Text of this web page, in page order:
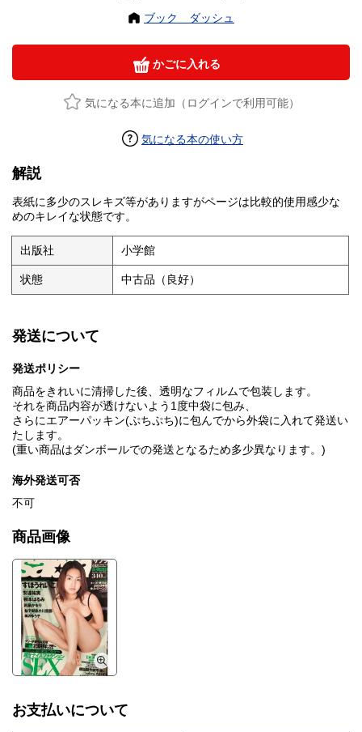
ブック ダッシュ
かごに入れる
気になる本に追加（ログインで利用可能）
気になる本の使い方
解説
表紙に多少のスレキズ等がありますがページは比較的使用感少な
めのキレイな状態です。
出版社 小学館
状態 中古品（良好）
発送について
発送ポリシー
商品をきれいに清掃した後、透明なフィルムで包装します。
それを商品内容が透けないよう1度中袋に包み、
さらにエアーパッキン(ぷちぷち)に包んでから外袋に入れて発送い
たします。
(重い商品はダンボールでの発送となるため多少異なります。)
海外発送可否
不可
商品画像
お支払いについて